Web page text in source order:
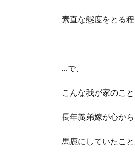
素直な態度をとる
…で、
こんな我が家のこと
長年義弟嫁が心から
馬鹿にしていたこ